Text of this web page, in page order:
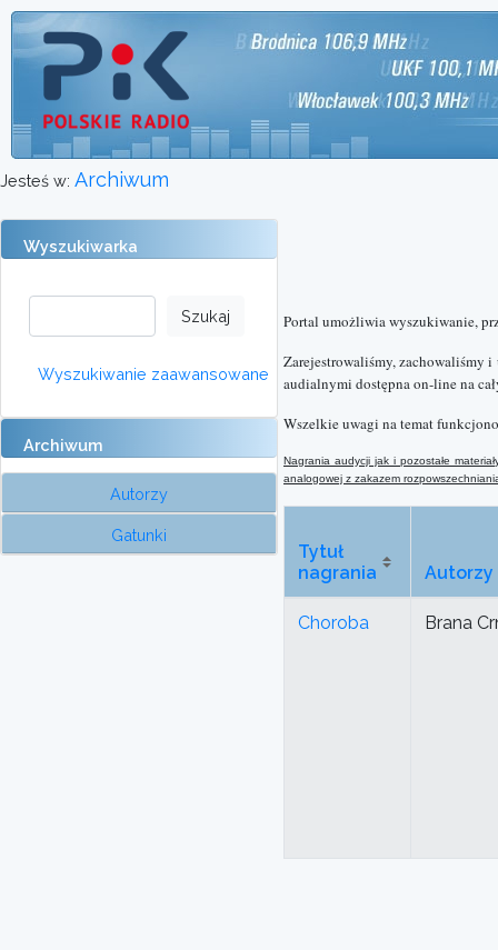
Jesteś w: Archiwum
Wyszukiwarka
Wyszukiwanie zaawansowane
Archiwum
Autorzy
Gatunki
Portal umożliwia wyszukiwanie,
Zarejestrowaliśmy, zachowaliśmy
audialnymi dostępna on-line na
Wszelkie uwagi na temat
Nagrania audycji jak i pozostałe
analogowej z zakazem
Tytuł
nagrania
Autorzy
Choroba Brana